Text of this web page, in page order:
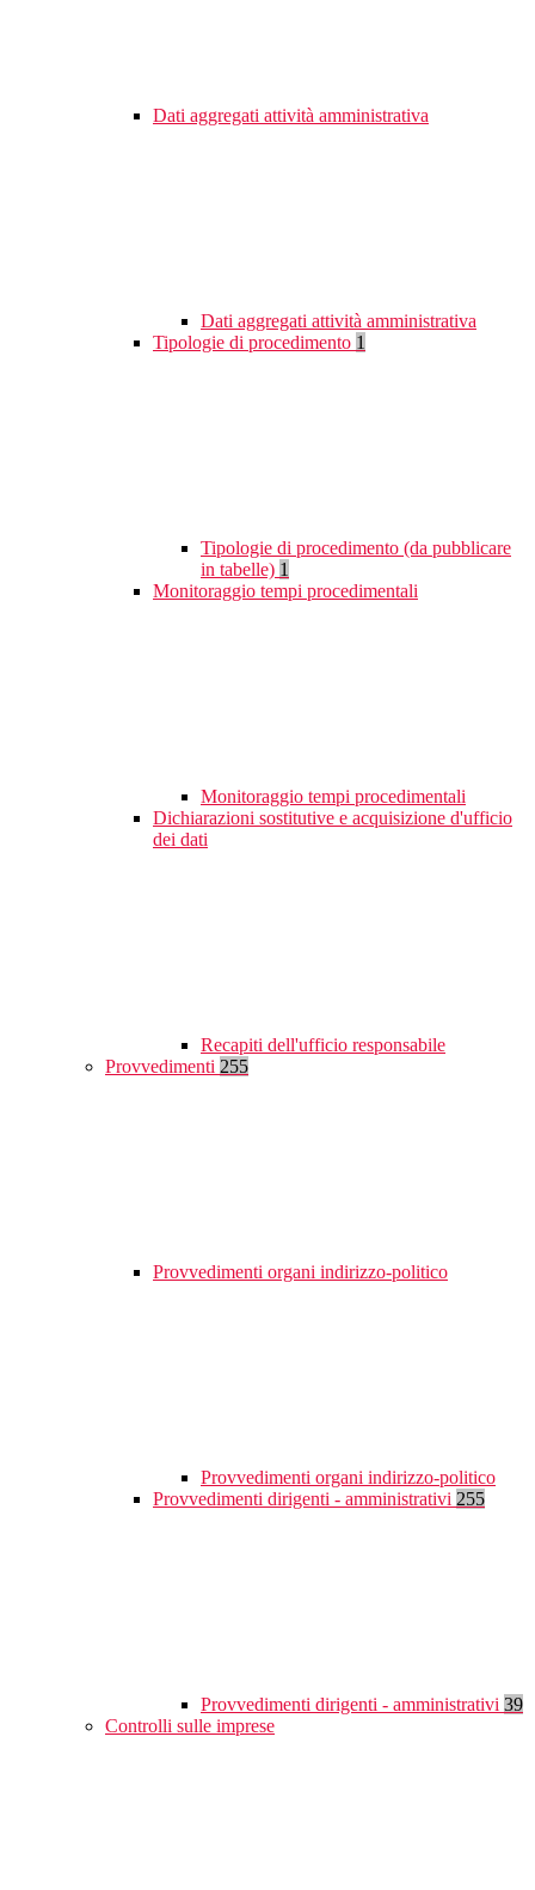
Dati aggregati attività amministrativa
Dati aggregati attività amministrativa
Tipologie di procedimento 1
Tipologie di procedimento (da pubblicare
in tabelle) 1
Monitoraggio tempi procedimentali
Monitoraggio tempi procedimentali
Dichiarazioni sostitutive e acquisizione d'ufficio
dei dati
Recapiti dell'ufficio responsabile
Provvedimenti 255
Provvedimenti organi indirizzo-politico
Provvedimenti organi indirizzo-politico
Provvedimenti dirigenti - amministrativi 255
Provvedimenti dirigenti - amministrativi 39
Controlli sulle imprese